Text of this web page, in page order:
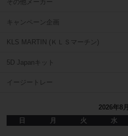
その他メーカー
キャンペーン企画
KLS MARTIN (ＫＬＳマーチン)
5D Japanキット
イージートレー
2026年8月
日
月 火 水